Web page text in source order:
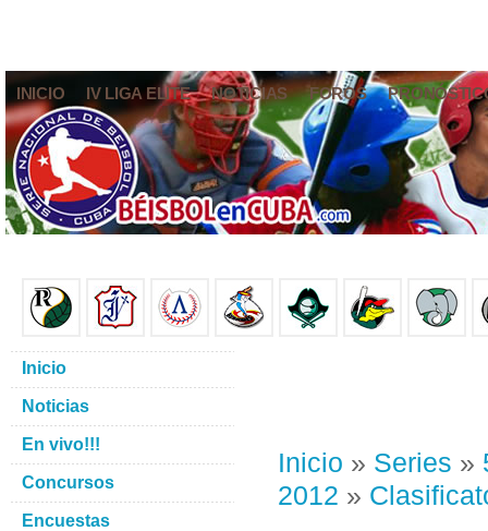
INICIO IV LIGA ELITE NOTICIAS FOROS
Inicio » Series »
2012 »
Inicio
Noticias
En vivo!!!
Concursos
Encuestas